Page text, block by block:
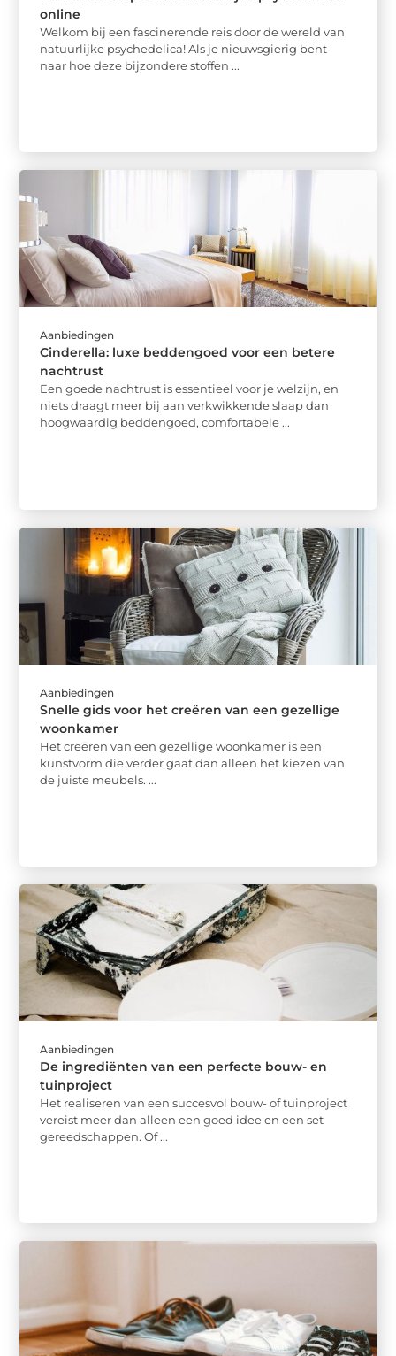
online
Welkom bij een fascinerende reis door de wereld van
natuurlijke psychedelica! Als je nieuwsgierig bent
naar hoe deze bijzondere stoffen ...
Aanbiedingen
Cinderella: luxe beddengoed voor een betere
nachtrust
Een goede nachtrust is essentieel voor je welzijn, en
niets draagt meer bij aan verkwikkende slaap dan
hoogwaardig beddengoed, comfortabele ...
Aanbiedingen
Snelle gids voor het creëren van een gezellige
woonkamer
Het creëren van een gezellige woonkamer is een
kunstvorm die verder gaat dan alleen het kiezen van
de juiste meubels. ...
Aanbiedingen
De ingrediënten van een perfecte bouw- en
tuinproject
Het realiseren van een succesvol bouw- of tuinproject
vereist meer dan alleen een goed idee en een set
gereedschappen. Of ...